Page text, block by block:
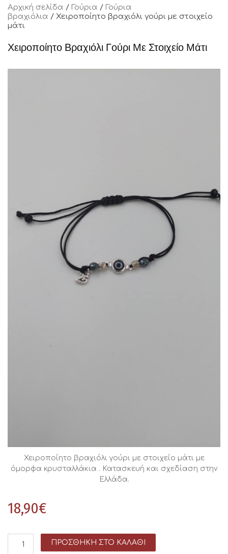
Αρχική σελίδα / Γούρια / Γούρια
βραχιόλια / Χειροποίητο βραχιόλι γούρι με στοιχείο
μάτι
Χειροποίητο Βραχιόλι Γούρι Με Στοιχείο Μάτι
Χειροποίητο βραχιόλι γούρι με στοιχείο μάτι με
όμορφα κρυσταλλάκια . Κατασκευή και σχεδίαση στην
Ελλάδα.
18,90€
ΠΡΟΣΘΉΚΗ ΣΤΟ ΚΑΛΆΘΙ